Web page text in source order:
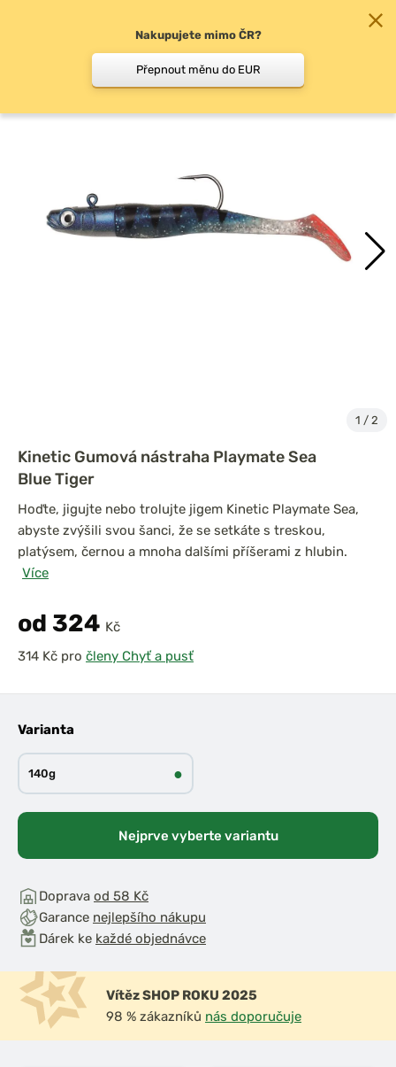
Specifické nástrahy
1 / 2
Kinetic Gumová nástraha Playmate Sea
Blue Tiger
Hoďte, jigujte nebo trolujte jigem Kinetic Playmate Sea,
abyste zvýšili svou šanci, že se setkáte s treskou,
platýsem, černou a mnoha dalšími příšerami z hlubin.
Více
od 324 Kč
pro členy Chyť a pusť
Varianta
140g ●
Nejprve vyberte variantu
Doprava od 58 Kč
Garance nejlepšího nákupu
Dárek ke každé objednávce
Vítěz SHOP ROKU 2025
98 % zákazníků nás doporučuje
Nakupujete mimo ČR?
Přepnout měnu do EUR